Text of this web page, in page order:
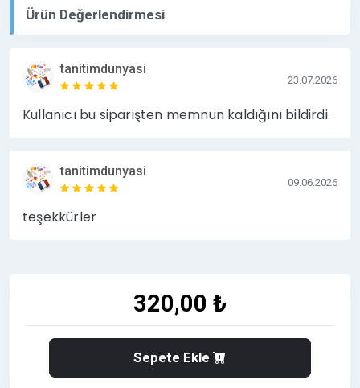
Ürün Değerlendirmesi
tanitimdunyasi
23.07.2026
Kullanıcı bu siparişten memnun kaldığını bildirdi.
tanitimdunyasi
09.06.2026
teşekkürler
320,00 ₺
Sepete Ekle